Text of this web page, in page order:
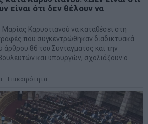
είναι ότι δεν θέλουν να
Καρυστιανού να καταθέσει στη
που συγκεντρώθηκαν διαδικτυακά
άρθρου 86 του Συντάγματος και την
και υπουργών, σχολιάζουν ο
Επικαιρότητα